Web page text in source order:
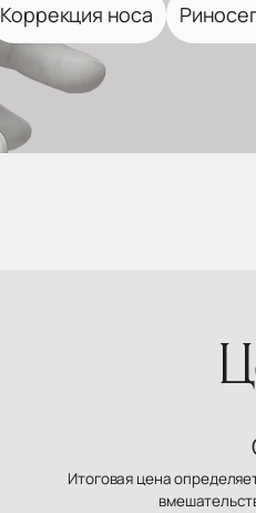
Коррекция носа
Итоговая цена